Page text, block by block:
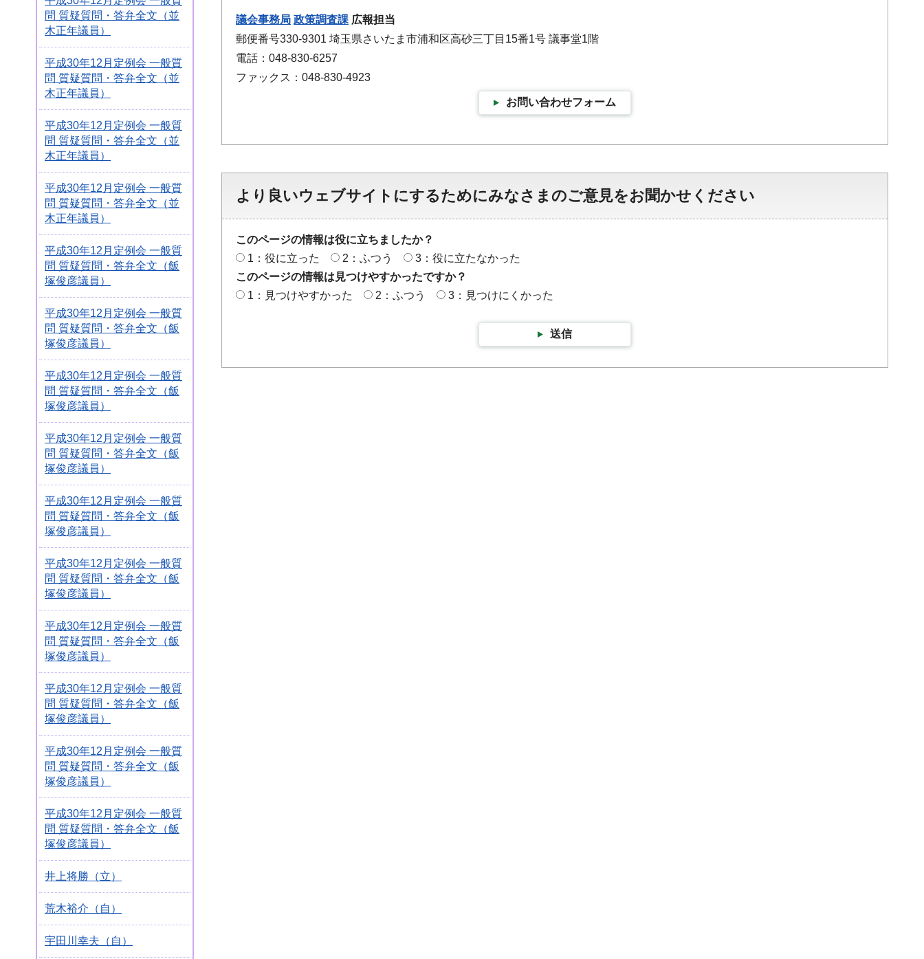
問 質疑質問・答弁全文（並
木正年議員）
平成30年12月定例会 一般質
問 質疑質問・答弁全文（並
木正年議員）
平成30年12月定例会 一般質
問 質疑質問・答弁全文（並
木正年議員）
平成30年12月定例会 一般質
問 質疑質問・答弁全文（並
木正年議員）
平成30年12月定例会 一般質
問 質疑質問・答弁全文（飯
塚俊彦議員）
平成30年12月定例会 一般質
問 質疑質問・答弁全文（飯
塚俊彦議員）
平成30年12月定例会 一般質
問 質疑質問・答弁全文（飯
塚俊彦議員）
平成30年12月定例会 一般質
問 質疑質問・答弁全文（飯
塚俊彦議員）
平成30年12月定例会 一般質
問 質疑質問・答弁全文（飯
塚俊彦議員）
平成30年12月定例会 一般質
問 質疑質問・答弁全文（飯
塚俊彦議員）
平成30年12月定例会 一般質
問 質疑質問・答弁全文（飯
塚俊彦議員）
平成30年12月定例会 一般質
問 質疑質問・答弁全文（飯
塚俊彦議員）
平成30年12月定例会 一般質
問 質疑質問・答弁全文（飯
塚俊彦議員）
平成30年12月定例会 一般質
問 質疑質問・答弁全文（飯
塚俊彦議員）
井上将勝（立）
荒木裕介（自）
宇田川幸夫（自）
議会事務局 政策調査課 広報担当
郵便番号330-9301 埼玉県さいたま市浦和区高砂三丁目15番1号 議事堂1階
電話：048-830-6257
ファックス：048-830-4923
お問い合わせフォーム
より良いウェブサイトにするためにみなさまのご意見をお聞かせください
このページの情報は役に立ちましたか？
1：役に立った
2：ふつう
3：役に立たなかった
このページの情報は見つけやすかったですか？
1：見つけやすかった
2：ふつう 3：見つけにくかった
送信